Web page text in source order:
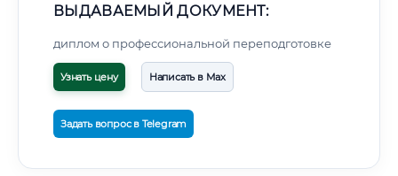
ВЫДАВАЕМЫЙ ДОКУМЕНТ:
диплом о профессиональной переподготовке
Узнать цену Написать в Max
Задать вопрос в Telegram